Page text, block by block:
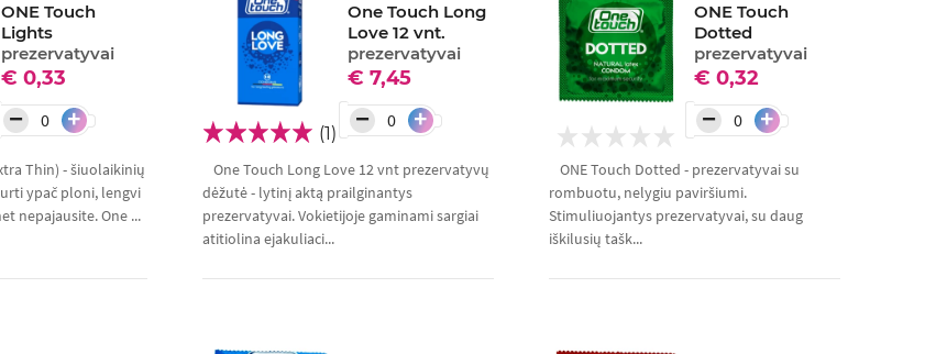
ONE Touch
Lights
prezervatyvai
€ 0,33
− +
Thin) - šiuolaikinių
ypač ploni, lengvi
nepajausite. One ...
(1)
One Touch Long
Love 12 vnt.
prezervatyvai
€ 7,45
− +
One Touch Long Love 12 vnt prezervatyvų
dėžutė - lytinį aktą prailginantys
prezervatyvai. Vokietijoje gaminami sargiai
atitiolina ejakuliaci...
ONE Touch
Dotted
prezervatyvai
€ 0,32
− +
ONE Touch Dotted - prezervatyvai su
rombuotu, nelygiu paviršiumi.
Stimuliuojantys prezervatyvai, su daug
iškilusių tašk...